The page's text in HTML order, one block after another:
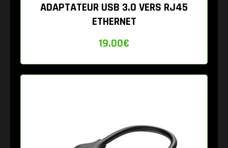
ADAPTATEUR USB 3.0 VERS RJ45
ETHERNET
19.00€